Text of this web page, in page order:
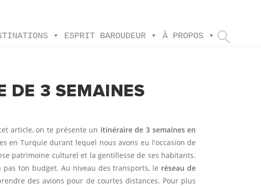
ESPRIT BAROUDEUR À PROPOS
DE 3 SEMAINES
article, on te présente un itinéraire de 3 semaines en
en Turquie durant lequel nous avons eu l'occasion de
patrimoine culturel et la gentillesse de ses habitants.
ton budget. Au niveau des transports, le réseau de
des avions pour de courtes distances. Pour plus